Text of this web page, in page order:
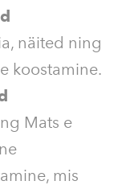
näited ning
koostamine.
Mats e
mis